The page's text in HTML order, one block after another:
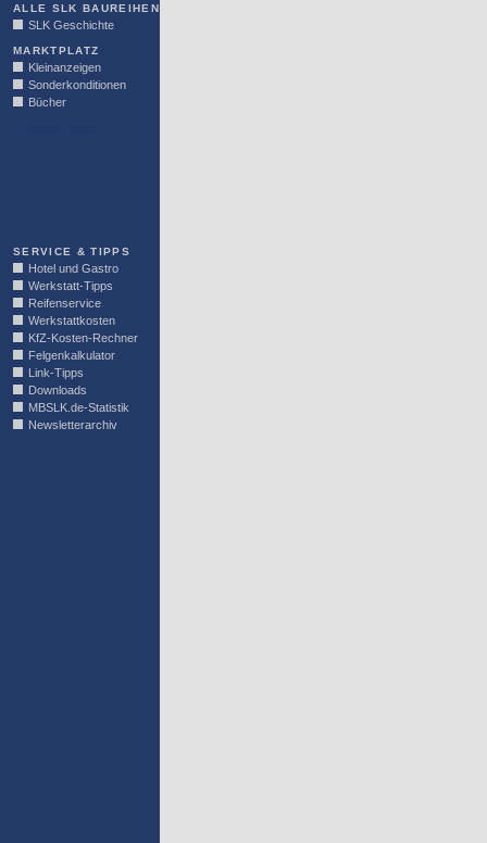
ALLE SLK BAUREIHEN
SLK Geschichte
MARKTPLATZ
Kleinanzeigen
Sonderkonditionen
Bücher
SERVICE & TIPPS
Hotel und Gastro
Werkstatt-Tipps
Reifenservice
Werkstattkosten
KfZ-Kosten-Rechner
Felgenkalkulator
Link-Tipps
Downloads
MBSLK.de-Statistik
Newsletterarchiv